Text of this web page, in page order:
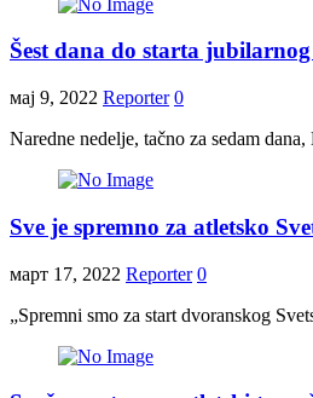
Šest dana do starta
мај 9, 2022 Reporter 0
Naredne nedelje, tačno za sedam
Sve je spremno za atletsko
март 17, 2022 Reporter 0
„Spremni smo za start dvoranskog